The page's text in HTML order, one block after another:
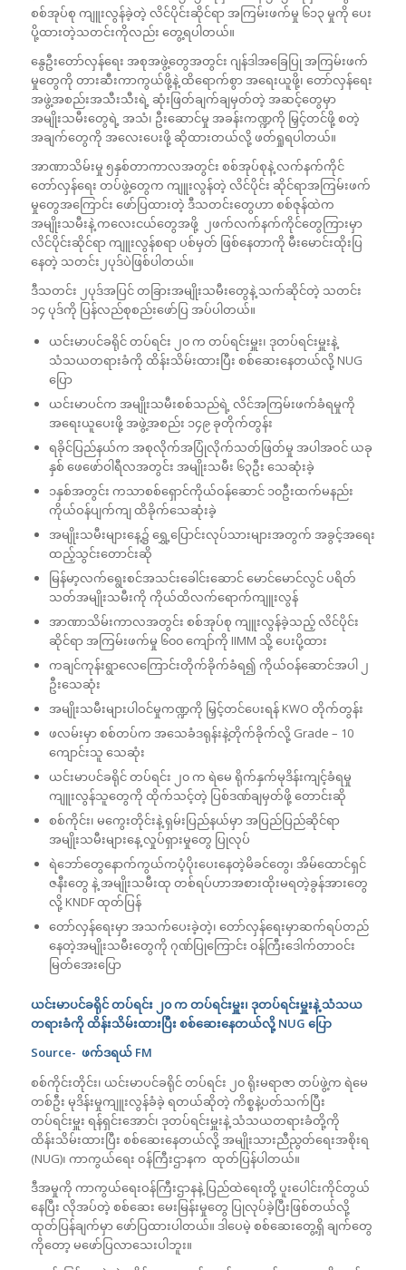
စစ်အုပ်စု ကျူးလွန်ခဲ့တဲ့ လိင်ပိုင်းဆိုင်ရာ အကြမ်းဖက်မှု ၆၁၃ မှုကို ပေး
ပို့ထားတဲ့သတင်းကိုလည်း တွေ့ရပါတယ်။
နွေဦးတော်လှန်ရေး အစုအဖွဲ့တွေအတွင်း ဂျန်ဒါအခြေပြု အကြမ်းဖက်
မှုတွေကို တားဆီးကာကွယ်ဖို့နဲ့ ထိရောက်စွာ အရေးယူဖို့၊ တော်လှန်ရေး
အဖွဲ့အစည်းအသီးသီးရဲ့ ဆုံးဖြတ်ချက်ချမှတ်တဲ့ အဆင့်တွေမှာ
အမျိုးသမီးတွေရဲ့ အသံ၊ ဦးဆောင်မှု အခန်းကဏ္ဍကို မြှင့်တင်ဖို့ စတဲ့
အချက်တွေကို အလေးပေးဖို့ ဆိုထားတယ်လို့ ဖတ်ရှုရပါတယ်။
အာဏာသိမ်းမှု ၅နှစ်တာကာလအတွင်း စစ်အုပ်စုနဲ့ လက်နက်ကိုင်
တော်လှန်ရေး တပ်ဖွဲ့တွေက ကျူးလွန်တဲ့ လိင်ပိုင်း ဆိုင်ရာအကြမ်းဖက်
မှုတွေအကြောင်း ဖော်ပြထားတဲ့ ဒီသတင်းတွေဟာ စစ်ဇုန်ထဲက
အမျိုးသမီးနဲ့ ကလေးငယ်တွေအဖို့ ၂ဖက်လက်နက်ကိုင်တွေကြားမှာ
လိင်ပိုင်းဆိုင်ရာ ကျူးလွန်စရာ ပစ်မှတ် ဖြစ်နေတာကို မီးမောင်းထိုးပြ
နေတဲ့ သတင်း၂ပုဒ်ပဲဖြစ်ပါတယ်။
ဒီသတင်း ၂ပုဒ်အပြင် တခြားအမျိုးသမီးတွေနဲ့ သက်ဆိုင်တဲ့ သတင်း
၁၄ ပုဒ်ကို ပြန်လည်စုစည်းဖော်ပြ အပ်ပါတယ်။
ယင်းမာပင်ခရိုင် တပ်ရင်း ၂၀ က တပ်ရင်းမှူး၊ ဒုတပ်ရင်းမှူးနဲ့
သံသယတရားခံကို ထိန်းသိမ်းထားပြီး စစ်ဆေးနေတယ်လို့ NUG
ပြော
ယင်းမာပင်က အမျိုးသမီးစစ်သည်ရဲ့ လိင်အကြမ်းဖက်ခံရမှုကို
အရေးယူပေးဖို့ အဖွဲ့အစည်း ၁၄၉ ခုတိုက်တွန်း
ရခိုင်ပြည်နယ်က အစုလိုက်အပြုံလိုက်သတ်ဖြတ်မှု အပါအဝင် ယခု
နှစ် ဖေဖော်ဝါရီလအတွင်း အမျိုးသမီး ၆၃ဦး သေဆုံးခဲ့
၁နှစ်အတွင်း ကသာစစ်ရှောင်ကိုယ်ဝန်ဆောင် ၁၀ဦးထက်မနည်း
ကိုယ်ဝန်ပျက်ကျ ထိခိုက်သေဆုံးခဲ့
အမျိုးသမီးများနေ့၌ ရွှေ့ပြောင်းလုပ်သားများအတွက် အခွင့်အရေး
ထည့်သွင်းတောင်းဆို
မြန်မာ့လက်ရွေးစင်အသင်းခေါင်းဆောင် မောင်မောင်လွင် ပရိတ်
သတ်အမျိုးသမီးကို ကိုယ်ထိလက်ရောက်ကျူးလွန်
အာဏာသိမ်းကာလအတွင်း စစ်အုပ်စု ကျူးလွန်ခဲ့သည့် လိင်ပိုင်း
ဆိုင်ရာ အကြမ်းဖက်မှု ၆၀၀ ကျော်ကို IIMM သို့ ပေးပို့ထား
ကချင်ကုန်းရွာလေကြောင်းတိုက်ခိုက်ခံရ၍ ကိုယ်ဝန်ဆောင်အပါ ၂
ဦးသေဆုံး
အမျိုးသမီးများပါဝင်မှုကဏ္ဍကို မြှင့်တင်ပေးရန် KWO တိုက်တွန်း
ဖလမ်းမှာ စစ်တပ်က အသေခံဒရုန်းနဲ့တိုက်ခိုက်လို့ Grade – 10
ကျောင်းသူ သေဆုံး
ယင်းမာပင်ခရိုင် တပ်ရင်း ၂၀ က ရဲမေ ရိုက်နှက်မုဒိန်းကျင့်ခံရမှု
ကျူးလွန်သူတွေကို ထိုက်သင့်တဲ့ ပြစ်ဒဏ်ချမှတ်ဖို့ တောင်းဆို
စစ်ကိုင်း၊ မကွေးတိုင်းနဲ့ ရှမ်းပြည်နယ်မှာ အပြည်ပြည်ဆိုင်ရာ
အမျိုးသမီးများနေ့ လှုပ်ရှားမှုတွေ ပြုလုပ်
ရဲဘော်တွေနောက်ကွယ်ကပံ့ပိုးပေးနေတဲ့မိခင်တွေ၊ အိမ်ထောင်ရှင်
ဇနီးတွေ နဲ့ အမျိုးသမီးထု တစ်ရပ်ဟာအစားထိုးမရတဲ့ခွန်အားတွေ
လို့ KNDF ထုတ်ပြန်
တော်လှန်ရေးမှာ အသက်ပေးခဲ့တဲ့၊ တော်လှန်ရေးမှာဆက်ရပ်တည်
နေတဲ့အမျိုးသမီးတွေကို ဂုဏ်ပြုကြောင်း ဝန်ကြီးဒေါက်တာဝင်း
မြတ်အေးပြော
ယင်းမာပင်ခရိုင် တပ်ရင်း ၂၀ က တပ်ရင်းမှူး၊ ဒုတပ်ရင်းမှူးနဲ့ သံသယ
တရားခံကို ထိန်းသိမ်းထားပြီး စစ်ဆေးနေတယ်လို့ NUG ပြော
Source- ဖက်ဒရယ် FM
စစ်ကိုင်းတိုင်း၊ ယင်းမာပင်ခရိုင် တပ်ရင်း ၂၀ ရိုးမရာဇာ တပ်ဖွဲ့က ရဲမေ
တစ်ဦး မုဒိန်းမှုကျူးလွန်ခံခဲ့ ရတယ်ဆိုတဲ့ ကိစ္စနဲ့ပတ်သက်ပြီး
တပ်ရင်းမှူး ရန်ရှင်းအောင်၊ ဒုတပ်ရင်းမှူးနဲ့ သံသယတရားခံတို့ကို
ထိန်းသိမ်းထားပြီး စစ်ဆေးနေတယ်လို့ အမျိုးသားညီညွတ်ရေးအစိုးရ
(NUG)၊ ကာကွယ်ရေး ဝန်ကြီးဌာနက ထုတ်ပြန်ပါတယ်။
ဒီအမှုကို ကာကွယ်ရေးဝန်ကြီးဌာနနဲ့ ပြည်ထဲရေးတို့ ပူးပေါင်းကိုင်တွယ်
နေပြီး လိုအပ်တဲ့ စစ်ဆေး မေးမြန်းမှုတွေ ပြုလုပ်ခဲ့ပြီးဖြစ်တယ်လို့
ထုတ်ပြန်ချက်မှာ ဖော်ပြထားပါတယ်။ ဒါပေမဲ့ စစ်ဆေးတွေ့ရှိ ချက်တွေ
ကိုတော့ မဖော်ပြလာသေးပါဘူး။